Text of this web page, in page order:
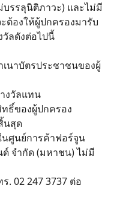
บรรลุนิติภาวะ) และไม่มี
ต้องให้ผู้ปกครองมารับ
วัลดังต่อไปนี้
นาบัตรประชาชนของผู้
งวัลแทน
ธิ์ของผู้ปกครอง
นสุด
ศูนย์การค้าฟอร์จูน
จำกัด (มหาชน) ไม่มี
. 02 247 3737 ต่อ